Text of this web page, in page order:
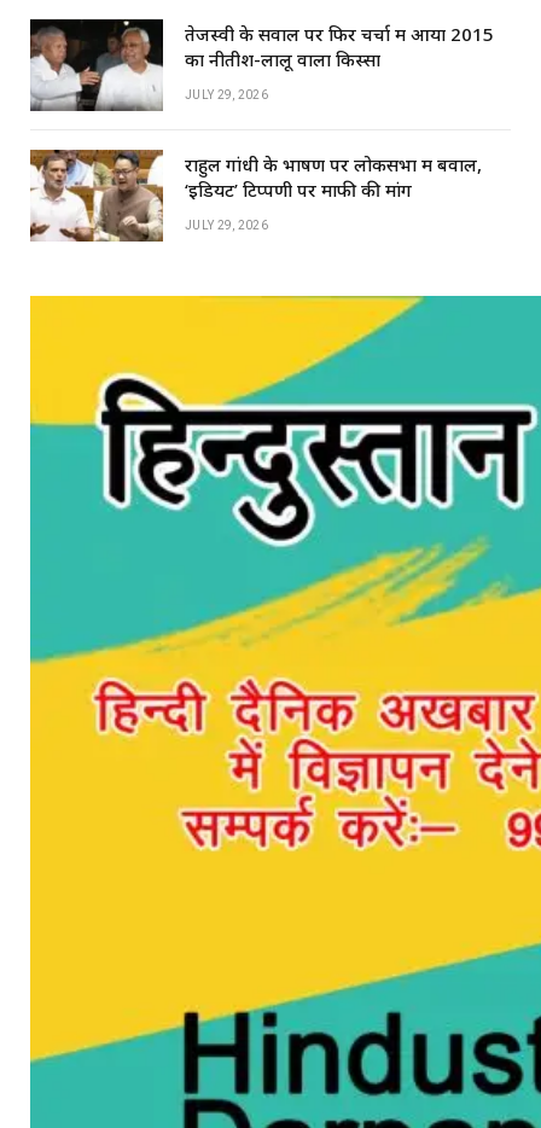
तेजस्वी के सवाल पर फिर चर्चा में आया 2015
का नीतीश-लालू वाला किस्सा
JULY 29, 2026
राहुल गांधी के भाषण पर लोकसभा में बवाल,
‘इडियट’ टिप्पणी पर माफी की मांग
JULY 29, 2026